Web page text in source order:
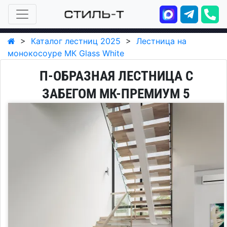
> Каталог лестниц 2025 > Лестница на
монокосоуре МК Glass White
П-ОБРАЗНАЯ ЛЕСТНИЦА С
ЗАБЕГОМ МК-ПРЕМИУМ 5